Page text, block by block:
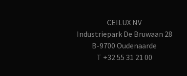
CEILUX NV
Industriepark De Bruwaan 28
B-9700 Oudenaarde
T +32 55 31 21 00